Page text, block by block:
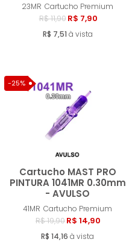
23MR Cartucho Premium
R$ 11,90 R$ 7,90
R$ 7,51 à vista
Comprar
-25%
Cartucho MAST PRO
PINTURA 1041MR 0.30mm
- AVULSO
41MR Cartucho Premium
R$ 19,90R$ 14,90
R$ 14,16 à vista
Comprar